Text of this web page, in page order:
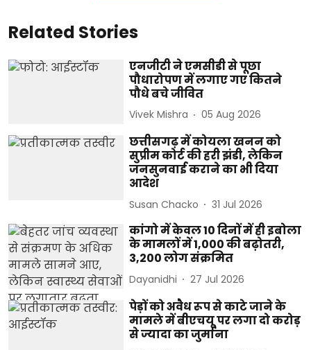
Related Stories
एनजीटी ने एमसीडी से पूछा
पौधारोपण में लगाए गए कितने
पौधे बचे जीवित
Vivek Mishra 05 Aug 2026
छत्तीसगढ़ में कोयला खनन को
सुप्रीम कोर्ट की हरी झंडी, लेकिन
जनसुनवाई कराने का भी दिया
आदेश
Susan Chacko 31 Jul 2026
कांगो में केवल 10 दिनों में ही इबोला
के मामलों में 1,000 की बढ़ोतरी,
3,200 लोग संक्रमित
Dayanidhi 27 Jul 2026
पेड़ों को अवैध रूप से काटे जाने के
मामले में बीएचयू पर लगा दो करोड़
से ज्यादा का जुर्माना